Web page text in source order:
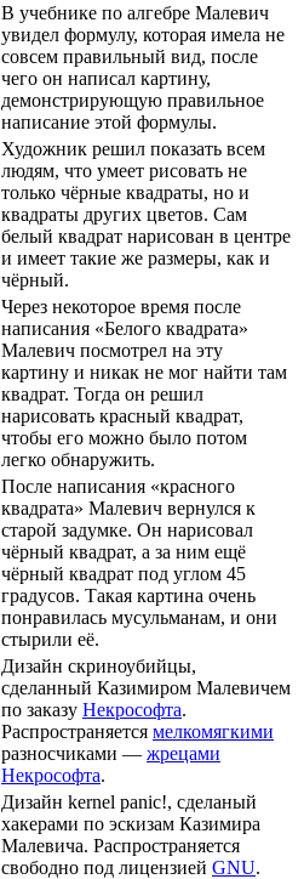
В учебнике по алгебре Малевич
увидел формулу, которая имела не
совсем правильный вид, после
чего он написал картину,
демонстрирующую правильное
написание этой формулы.
Художник решил показать всем
людям, что умеет рисовать не
только чёрные квадраты, но и
квадраты других цветов. Сам
белый квадрат нарисован в центре
и имеет такие же размеры, как и
чёрный.
Через некоторое время после
написания «Белого квадрата»
Малевич посмотрел на эту
картину и никак не мог найти там
квадрат. Тогда он решил
нарисовать красный квадрат,
чтобы его можно было потом
легко обнаружить.
После написания «красного
квадрата» Малевич вернулся к
старой задумке. Он нарисовал
чёрный квадрат, а за ним ещё
чёрный квадрат под углом 45
градусов. Такая картина очень
понравилась мусульманам, и они
стырили её.
Дизайн скриноубийцы,
сделанный Казимиром Малевичем
по заказу Некрософта.
Распространяется мелкомягкими
разносчиками — жрецами
Некрософта.
Дизайн kernel panic!, сделаный
хакерами по эскизам Казимира
Малевича. Распространяется
свободно под лицензией GNU.